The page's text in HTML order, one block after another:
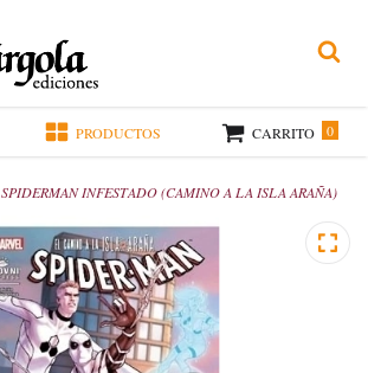
PRODUCTOS CARRITO 0
SPIDERMAN INFESTADO (CAMINO A LA ISLA ARAÑA)